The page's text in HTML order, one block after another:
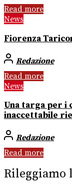
Read more
News
Fiorenza
Redazione
Read more
News
Una targa per i
inaccettabile
Redazione
Read more
Rileggiamo